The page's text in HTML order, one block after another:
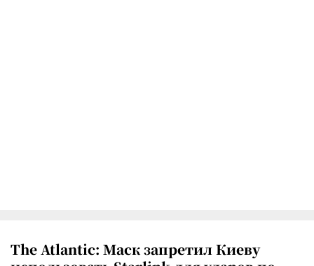
The Atlantic: Маск запретил Киеву